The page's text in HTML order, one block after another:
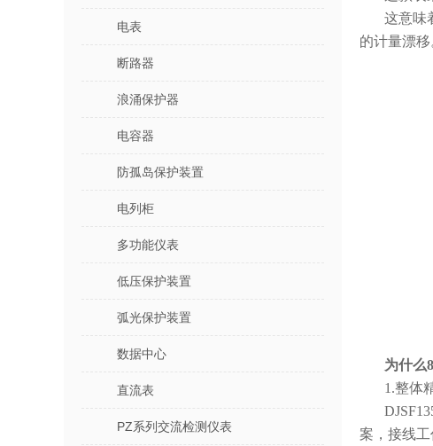
电表
断路器
浪涌保护器
电容器
防孤岛保护装置
电列柜
多功能仪表
低压保护装置
弧光保护装置
数据中心
直流表
PZ系列交流检测仪表
这意味
的计量漂
为什么
1.整体
案，接线